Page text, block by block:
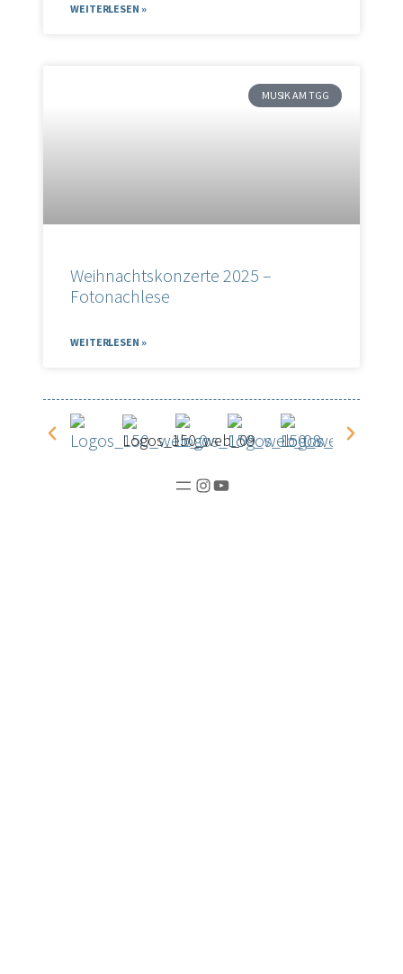
WEITERLESEN »
MUSIK AM TGG
Weihnachtskonzerte 2025 –
Fotonachlese
WEITERLESEN »